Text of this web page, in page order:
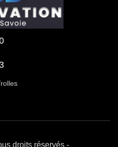
droits réservés -